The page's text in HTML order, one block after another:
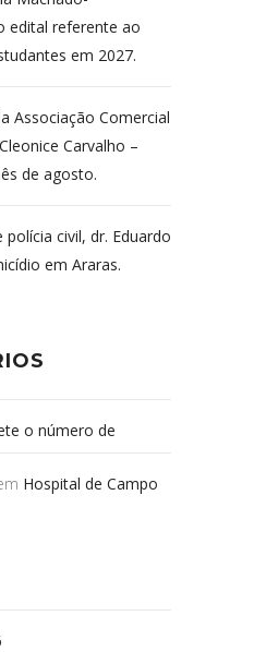
edital referente ao
em 2027.
Associação Comercial
Carvalho –
de agosto.
polícia civil, dr. Eduardo
em Araras.
o número de
São Paulo - Revista
Hospital de Campo